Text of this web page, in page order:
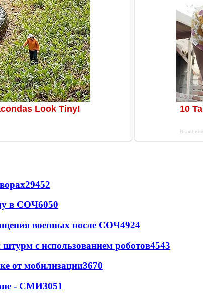
29452
в СОЧ6050
военных после СОЧ4924
с использованием роботов4543
от мобилизации3670
- СМИ3051